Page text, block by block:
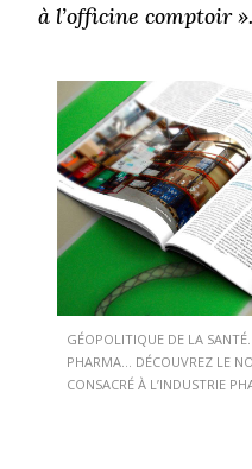
à l’officine comptoir ».
GÉOPOLITIQUE DE LA
PHARMA… DÉCOUVREZ LE
CONSACRÉ À L’INDUSTRIE